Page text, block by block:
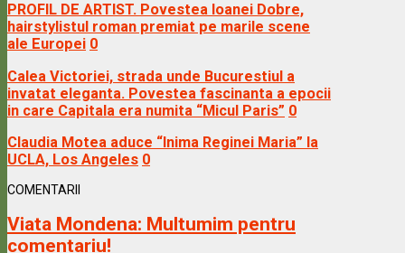
PROFIL DE ARTIST. Povestea Ioanei Dobre,
hairstylistul roman premiat pe marile scene
ale Europei 0
Calea Victoriei, strada unde Bucurestiul a
invatat eleganta. Povestea fascinanta a epocii
in care Capitala era numita “Micul Paris” 0
Claudia Motea aduce “Inima Reginei Maria” la
UCLA, Los Angeles 0
COMENTARII
Viata Mondena: Multumim pentru
comentariu!